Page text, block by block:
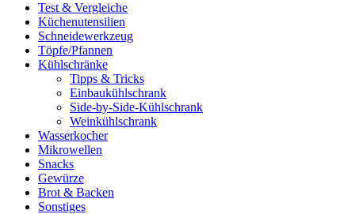
Test & Vergleiche
Küchenutensilien
Schneidewerkzeug
Töpfe/Pfannen
Kühlschränke
Tipps & Tricks
Einbaukühlschrank
Side-by-Side-Kühlschrank
Weinkühlschrank
Wasserkocher
Mikrowellen
Snacks
Gewürze
Brot & Backen
Sonstiges